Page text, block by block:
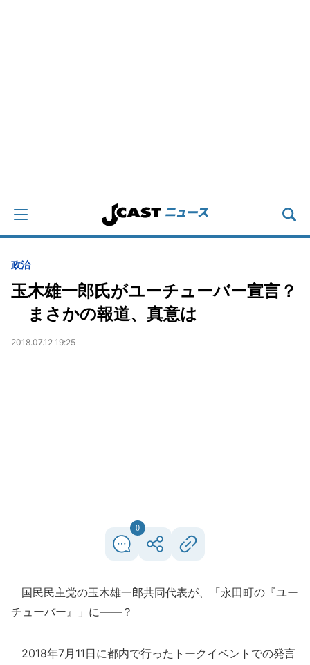
政治
玉木雄一郎氏がユーチューバー宣言？
まさかの報道、真意は
2018.07.12 19:25
0
国民民主党の玉木雄一郎共同代表が、「永田町の『ユー
チューバー』」に――？
2018年7月11日に都内で行ったトークイベントでの発言